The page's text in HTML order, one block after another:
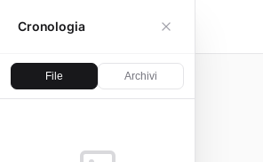
Cronologia
File Archivi